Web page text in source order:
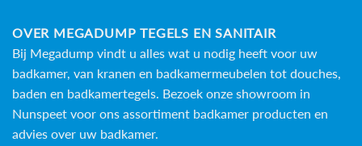
OVER MEGADUMP TEGELS EN SANITAIR
Bij Megadump vindt u alles wat u nodig heeft voor uw
badkamer, van kranen en badkamermeubelen tot douches,
baden en badkamertegels . Bezoek onze showroom in
Nunspeet voor ons assortiment badkamer producten en
advies over uw badkamer.